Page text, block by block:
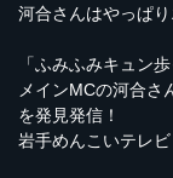
河合さんはやっぱ
「ふみふみキュン
メインMCの河合さ
を発見発信！
岩手めんこいテレ